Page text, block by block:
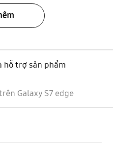
hỗ trợ sản phẩm
Galaxy S7 edge